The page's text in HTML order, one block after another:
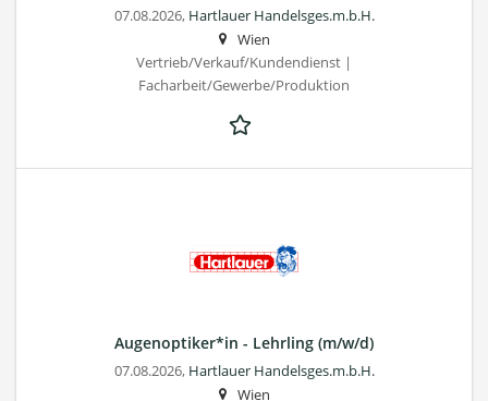
07.08.2026, Hartlauer Handelsges.m.b.H.
Wien
Vertrieb/Verkauf/Kundendienst |
Facharbeit/Gewerbe/Produktion
Augenoptiker*in - Lehrling (m/w/d)
07.08.2026, Hartlauer Handelsges.m.b.H.
Wien